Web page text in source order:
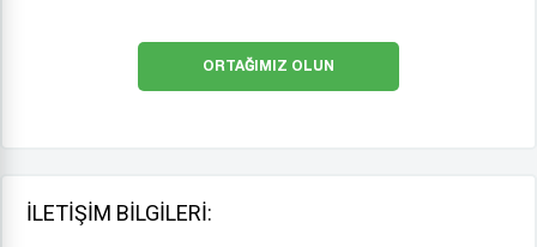
ORTAĞIMIZ OLUN
İLETIŞIM BILGILERI: